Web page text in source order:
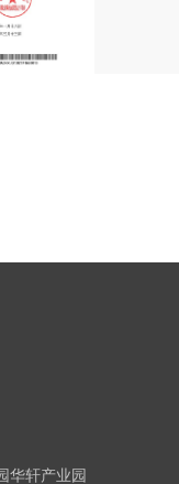
华轩产业园